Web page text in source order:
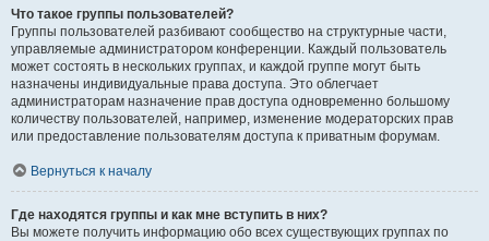
Что такое группы пользователей?
Группы пользователей разбивают сообщество на структурные части,
управляемые администратором конференции. Каждый пользователь
может состоять в нескольких группах, и каждой группе могут быть
назначены индивидуальные права доступа. Это облегчает
администраторам назначение прав доступа одновременно большому
количеству пользователей, например, изменение модераторских прав
или предоставление пользователям доступа к приватным форумам.
Вернуться к началу
Где находятся группы и как мне вступить в них?
Вы можете получить информацию обо всех существующих группах по